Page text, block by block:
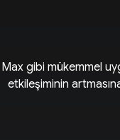
Max gibi mükemmel
etkileşiminin